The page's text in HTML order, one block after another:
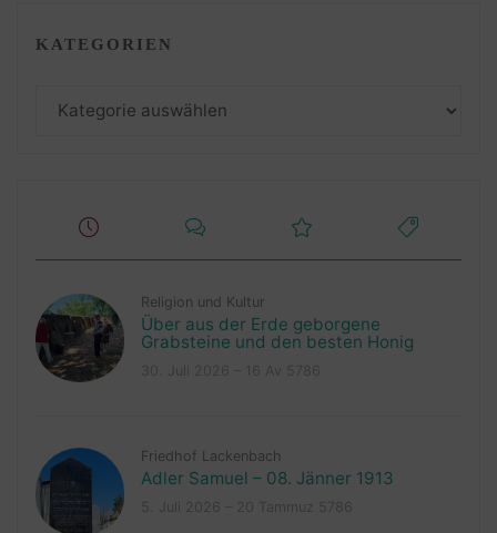
KATEGORIEN
Religion und Kultur
Über aus der Erde geborgene
Grabsteine und den besten Honig
Friedhof Lackenbach
Adler Samuel – 08. Jänner 1913